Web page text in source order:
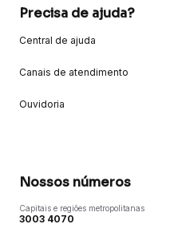
Precisa de ajuda?
Central de ajuda
Canais de atendimento
Ouvidoria
Nossos números
Capitais e regiões metropolitanas
3003 4070